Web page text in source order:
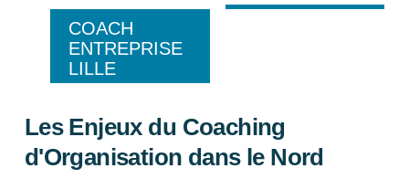
COACH
ENTREPRISE
LILLE
Les Enjeux du Coaching
d'Organisation dans le Nord